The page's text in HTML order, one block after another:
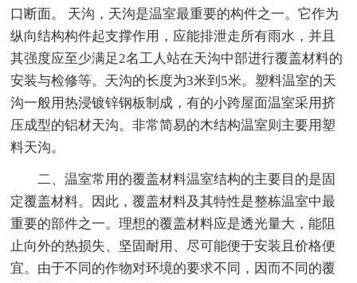
口断面。 天沟，天沟是温室最重要的构件之一。它作为
纵向结构构件起支撑作用，应能排泄走所有雨水，并且
其强度应至少满足2名工人站在天沟中部进行覆盖材料的
安装与检修等。天沟的长度为3米到5米。塑料温室的天
沟一般用热浸镀锌钢板制成，有的小跨屋面温室采用挤
压成型的铝材天沟。非常简易的木结构温室则主要用塑
料天沟。
二、温室常用的覆盖材料温室结构的主要目的是固
定覆盖材料。因此，覆盖材料及其特性是整栋温室中最
重要的部件之一。理想的覆盖材料应是透光量大，能阻
止向外的热损失、坚固耐用、尽可能便于安装且价格便
宜。由于不同的作物对环境的要求不同，因而不同的覆